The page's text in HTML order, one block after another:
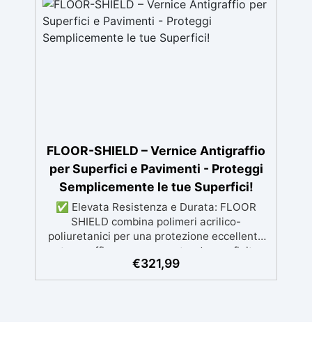
FLOOR-SHIELD – Vernice Antigraffio
per Superfici e Pavimenti - Proteggi
Semplicemente le tue Superfici!
✅ Elevata Resistenza e Durata: FLOOR
SHIELD combina polimeri acrilico-
poliuretanici per una protezione eccellente
contro graffi e usura, garantendo una finitura
duratura. ✅ Facile Applicazione: Si applica
facilmente con rullo, pennello o a spruzzo,
€321,99